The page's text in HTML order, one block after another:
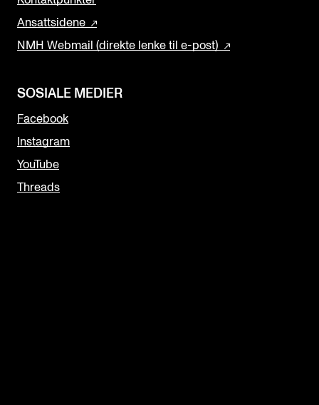
Ansattsidene
NMH Webmail (direkte lenke til e-post)
SOSIALE MEDIER
Facebook
Instagram
YouTube
Threads